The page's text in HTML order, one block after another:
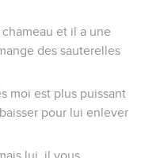
et il a une
des sauterelles
moi est plus puissant
pour lui enlever
lui, il vous